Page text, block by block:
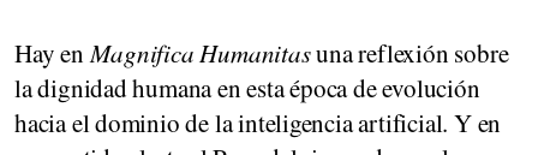
Hay en Magnifica Humanitasuna reflexión sobre
la dignidad humana en esta época de evolución
hacia el dominio de la inteligencia artificial. Y en